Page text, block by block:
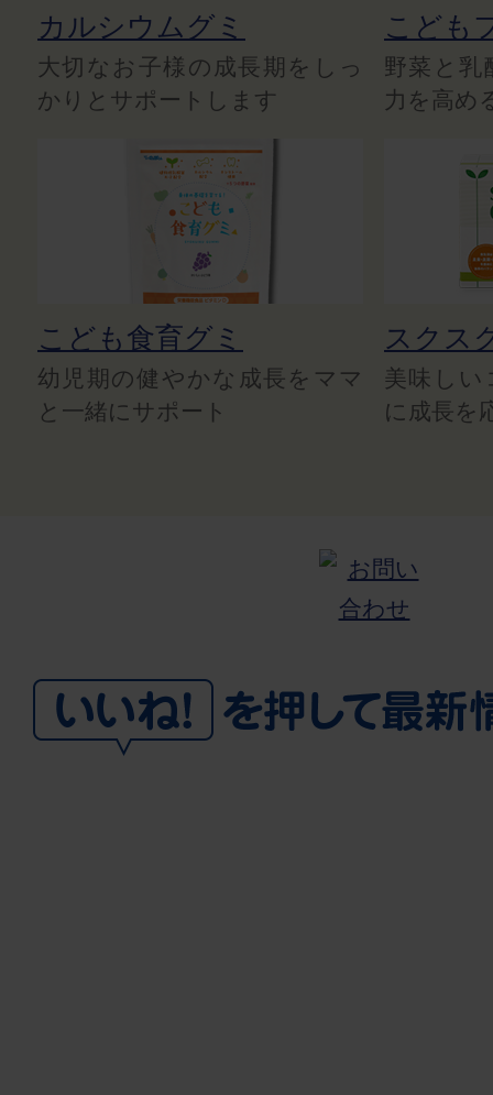
カルシウムグミ
大切なお子様の成長期をしっ
かりとサポートします
こども
野菜と乳
力を高め
こども食育グミ
幼児期の健やかな成長をママ
と一緒にサポート
スクス
美味しい
に成長を